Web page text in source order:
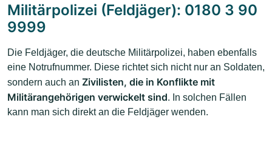
Militärpolizei (Feldjäger): 0180 3 90
9999
Die Feldjäger, die deutsche Militärpolizei, haben ebenfalls
eine Notrufnummer. Diese richtet sich nicht nur an Soldaten,
sondern auch an Zivilisten, die in Konflikte mit
Militärangehörigen verwickelt sind. In solchen Fällen
kann man sich direkt an die Feldjäger wenden.